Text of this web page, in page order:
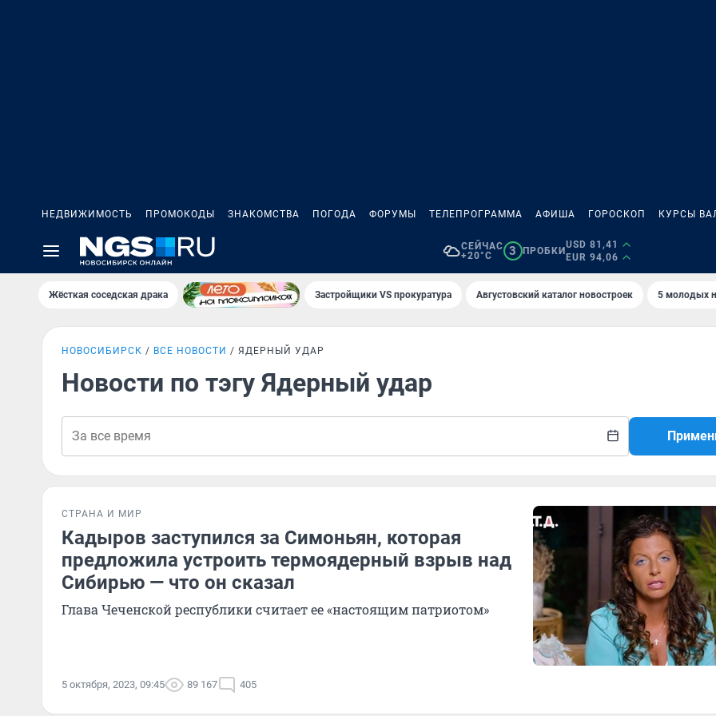
НЕДВИЖИМОСТЬ ПРОМОКОДЫ ЗНАКОМСТВА ПОГОДА ФОРУМЫ ТЕЛЕПРОГРАММА АФИША ГОРОСКОП КУРСЫ
СЕЙЧАС
+20°C
3 ПРОБКИ
USD 81,41
EUR 94,06
Жёсткая соседская драка Застройщики VS прокуратура Августовский каталог новостроек 5 молодых
НОВОСИБИРСК ВСЕ НОВОСТИ ЯДЕРНЫЙ УДАР
Новости по тэгу Ядерный удар
СТРАНА И МИР
Кадыров заступился за Симоньян, которая
предложила устроить термоядерный взрыв над
Сибирью — что он сказал
Глава Чеченской республики считает ее «настоящим патриотом»
5 октября, 2023, 09:45 89 167 405